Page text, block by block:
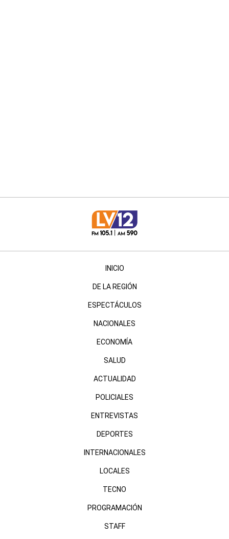
INICIO
DE LA REGIÓN
ESPECTÁCULOS
NACIONALES
ECONOMÍA
SALUD
ACTUALIDAD
POLICIALES
ENTREVISTAS
DEPORTES
INTERNACIONALES
LOCALES
TECNO
PROGRAMACIÓN
STAFF